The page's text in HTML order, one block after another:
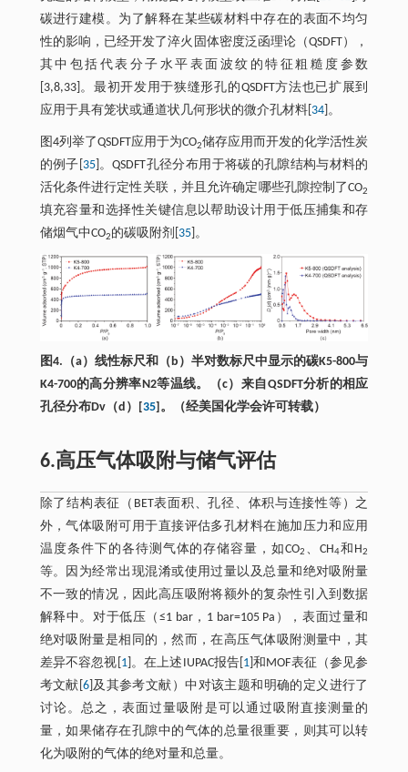
碳进行建模。为了解释在某些碳材料中存在的表面不均匀
性的影响，已经开发了淬火固体密度泛函理论（QSDFT），
其中包括代表分子水平表面波纹的特征粗糙度参数
[3,8,33]。最初开发用于狭缝形孔的QSDFT方法也已扩展到
应用于具有笼状或通道状几何形状的微介孔材料[ 34]。
图4列举了QSDFT应用于为CO2储存应用而开发的化学活性炭
的例子[ 35]。QSDFT孔径分布用于将碳的孔隙结构与材料的
活化条件进行定性关联，并且允许确定哪些孔隙控制了CO2
填充容量和选择性关键信息以帮助设计用于低压捕集和存
储烟气中CO2的碳吸附剂[ 35]。
图4.（a）线性标尺和（b）半对数标尺中显示的碳K5-800与
K4-700的高分辨率N2等温线。（c）来自QSDFT分析的相应
孔径分布Dv（d）[35]。（经美国化学会许可转载）
6.高压气体吸附与储气评估
除了结构表征（BET表面积、孔径、体积与连接性等）之
外，气体吸附可用于直接评估多孔材料在施加压力和应用
温度条件下的各待测气体的存储容量，如CO2 、CH4和H2
等。因为经常出现混淆或使用过量以及总量和绝对吸附量
不一致的情况，因此高压吸附将额外的复杂性引入到数据
解释中。对于低压（≤1 bar，1 bar=105 Pa），表面过量和
绝对吸附量是相同的，然而，在高压气体吸附测量中，其
差异不容忽视[ 1]。在上述IUPAC报告[ 1 ]和MOF表征（参见参
考文献[ 6]及其参考文献）中对该主题和明确的定义进行了
讨论。总之，表面过量吸附是可以通过吸附直接测量的
量，如果储存在孔隙中的气体的总量很重要，则其可以转
化为吸附的气体的绝对量和总量。